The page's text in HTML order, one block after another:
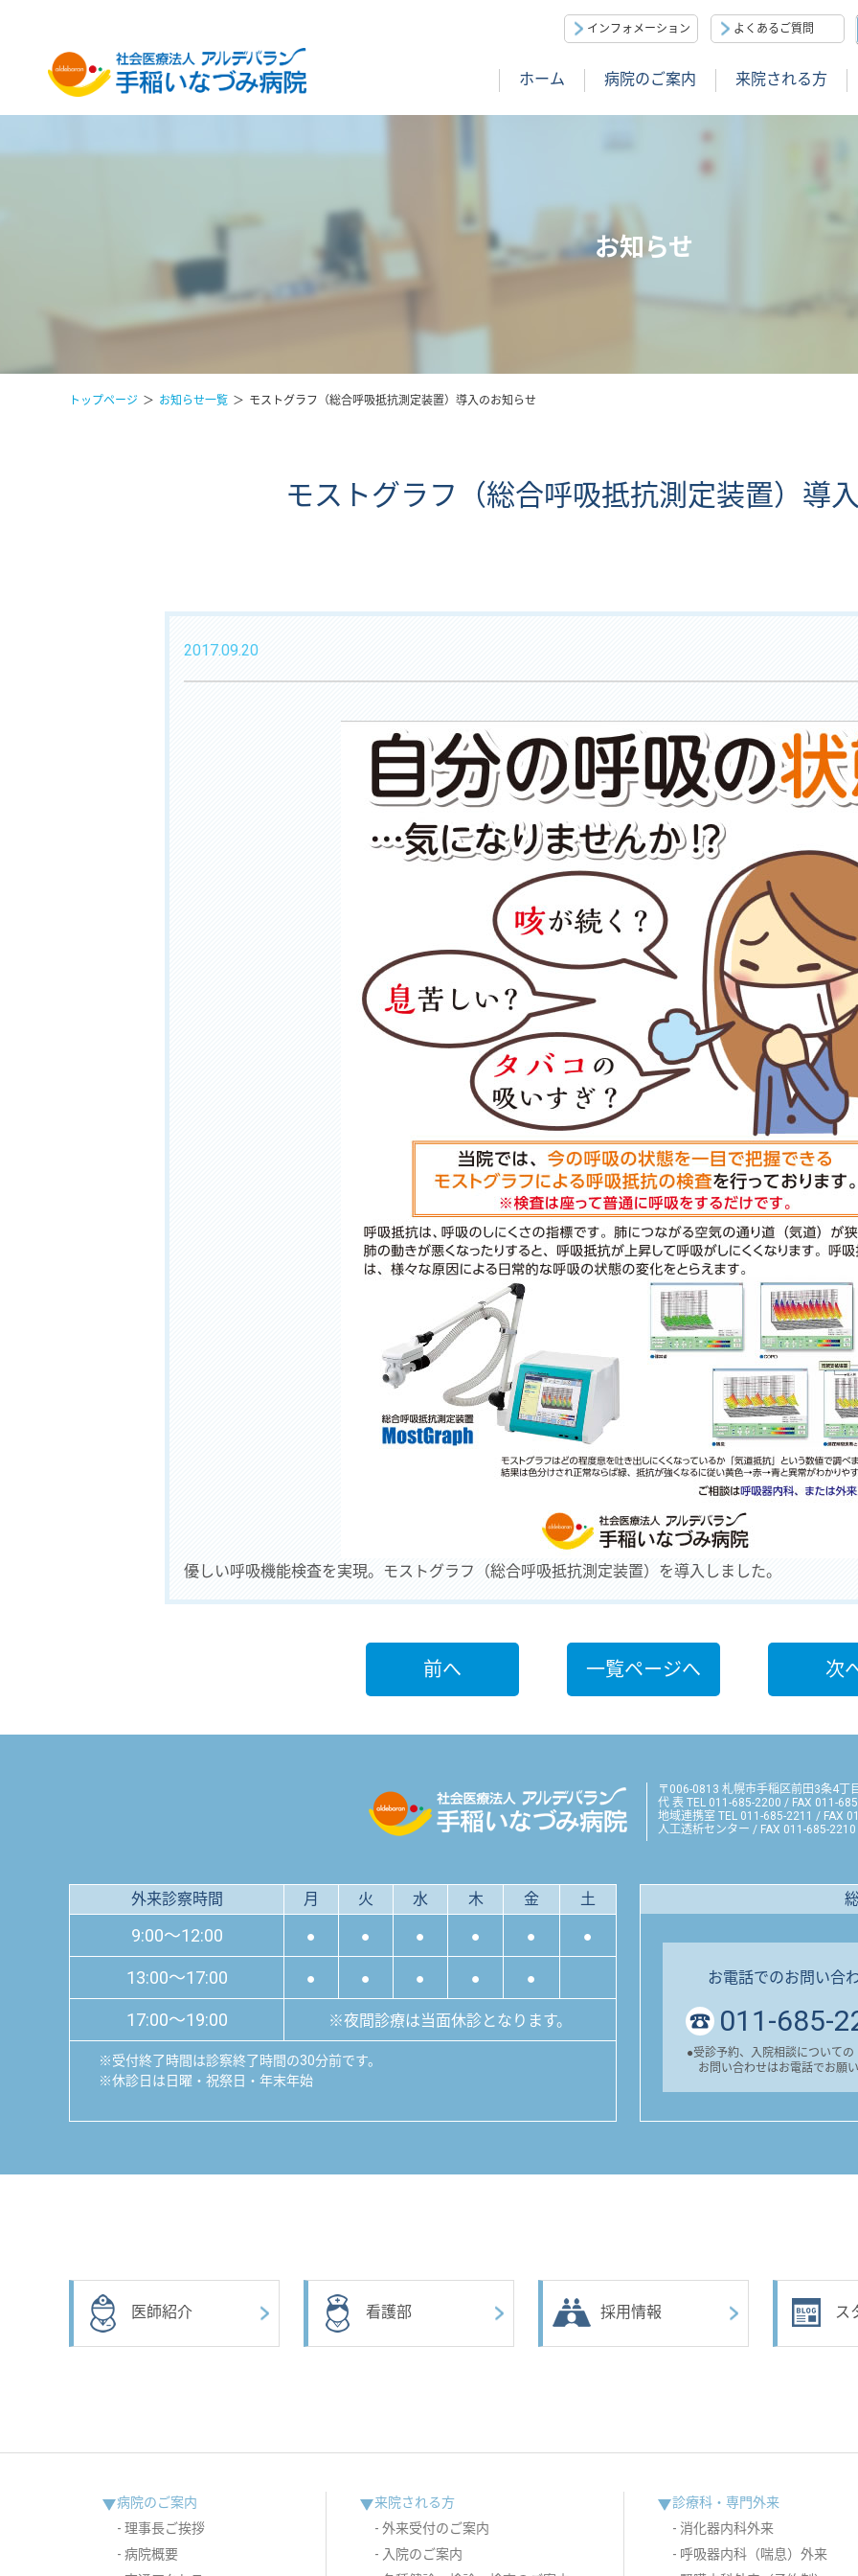
インフォメーション よくあるご質問
ホーム 病院のご案内 来院される方
お知らせ
トップページ お知らせ一覧 モストグラフ（総合呼吸抵抗測定装置）導入のお知らせ
モストグラフ（総合呼吸抵抗測定装置）導
2017.09.20
優しい呼吸機能検査を実現。モストグラフ（総合呼吸抵抗測定装置）を導入しました。
前へ 一覧ページへ 次
〒006-0813 札幌市手稲区前田3条4丁
代 表 TEL 011-685-2200 / FAX 011-
地域連携室 TEL 011-685-2211 / FAX
人工透析センター / FAX 011-685-2210
外来診察時間 月 火 水 木 金 土
9:00～12:00 ● ● ● ● ● ●
13:00～17:00 ● ● ● ● ●
17:00～19:00 ※夜間診療は当面休診となります。
※受付終了時間は診察終了時間の30分前です。
※休診日は日曜・祝祭日・年末年始
お電話でのお問い合
011-685-
●受診予約、入院相談についての
お問い合わせはお電話でお願
医師紹介 看護部 採用情報 ス
病院のご案内
理事長ご挨拶
病院概要
来院される方
外来受付のご案内
入院のご案内
診療科・専門外来
消化器内科外来
呼吸器内科（喘息）外来